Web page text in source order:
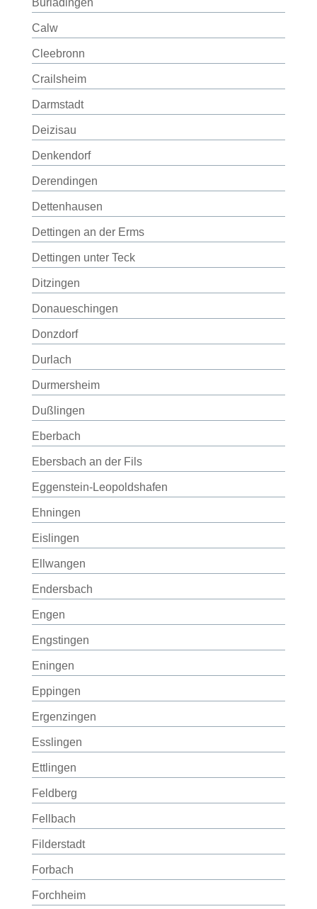
Burladingen
Calw
Cleebronn
Crailsheim
Darmstadt
Deizisau
Denkendorf
Derendingen
Dettenhausen
Dettingen an der Erms
Dettingen unter Teck
Ditzingen
Donaueschingen
Donzdorf
Durlach
Durmersheim
Dußlingen
Eberbach
Ebersbach an der Fils
Eggenstein-Leopoldshafen
Ehningen
Eislingen
Ellwangen
Endersbach
Engen
Engstingen
Eningen
Eppingen
Ergenzingen
Esslingen
Ettlingen
Feldberg
Fellbach
Filderstadt
Forbach
Forchheim